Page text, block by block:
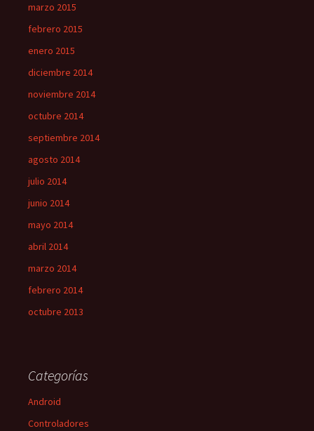
marzo 2015
febrero 2015
enero 2015
diciembre 2014
noviembre 2014
octubre 2014
septiembre 2014
agosto 2014
julio 2014
junio 2014
mayo 2014
abril 2014
marzo 2014
febrero 2014
octubre 2013
Categorías
Android
Controladores